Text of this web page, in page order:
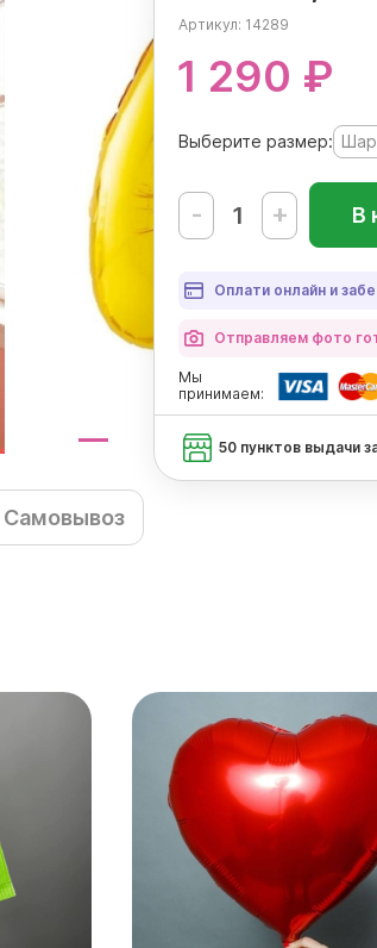
Артикул: 14289
1 290 ₽
Выберите размер:
- + В
Оплати онлайн и
Отправляем фото
Мы
принимаем:
50 пунктов выдачи
Самовывоз